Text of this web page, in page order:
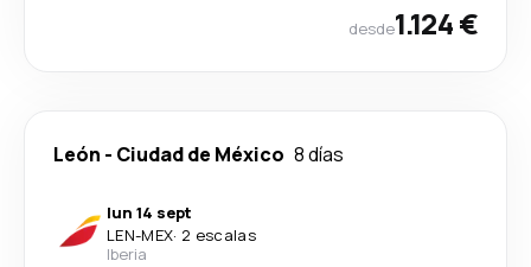
desde1.124 €
León - Ciudad de México 8 días
lun 14 sept
LEN-MEX· 2 escalas
Iberia